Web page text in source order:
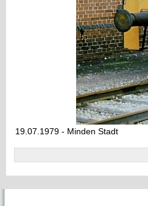
19.07.1979 - Minden Stadt